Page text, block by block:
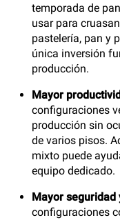
temporada de
usar para
pastelería, pan y
única inversión
producción.
Mayor
configuraciones
producción sin
de varios pisos.
mixto puede
equipo dedicado.
Mayor
configuraciones